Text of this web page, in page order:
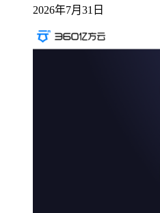
2026年7月31日